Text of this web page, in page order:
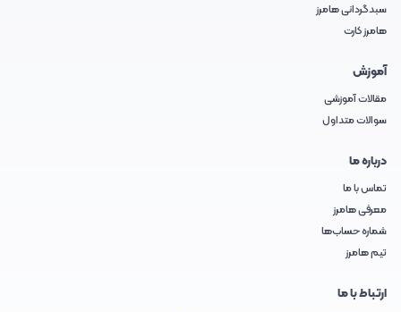
سبدگردانی هامرز
هامرز کارت
آموزش
مقالات آموزشی
سوالات متداول
درباره ما
تماس با ما
معرفی هامرز
شماره حساب‌ها
تیم هامرز
ارتباط با ما